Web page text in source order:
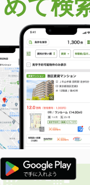
8.50万円
沖縄県沖縄市海邦１丁目
50.41m²
2LDK
丁目
6.30万円
沖縄県那覇市宮城１丁目
面積 21.84m²
り
1K
7.60万円
沖縄県那覇市金城１
て検